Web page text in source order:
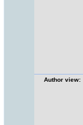
Author view: